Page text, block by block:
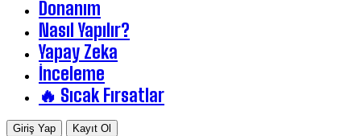
Donanım
Nasıl Yapılır?
Yapay Zeka
İnceleme
🔥 Sıcak Fırsatlar
Giriş Yap Kayıt Ol